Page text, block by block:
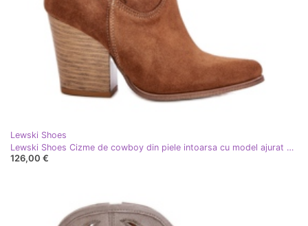
Lewski Shoes
Lewski Shoes Cizme de cowboy din piele intoarsa cu model ajurat Lewski 3612 maro bej
126,00 €